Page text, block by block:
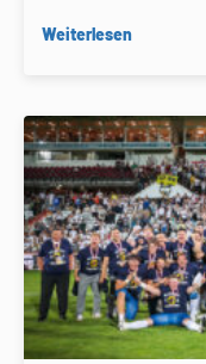
Weiterlesen